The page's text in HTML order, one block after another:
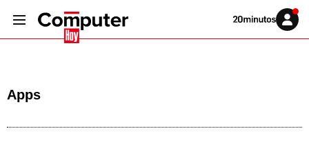
Volver
Iniciar
sesión
Apps